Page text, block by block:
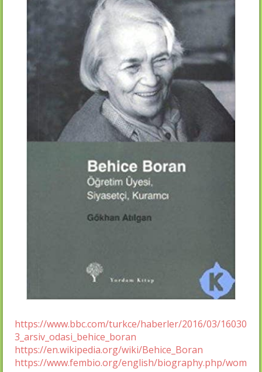
https://www.bbc.com/turkce/haberler/2016/03/16030
3_arsiv_odasi_behice_boran
https://en.wikipedia.org/wiki/Behice_Boran
https://www.fembio.org/english/biography.php/wom